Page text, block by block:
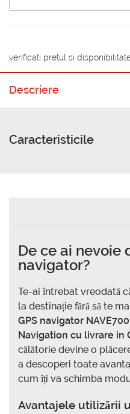
verificati pretul si
Descriere
Caracteristicile
De ce ai nevoie
navigator?
Te-ai întrebat vreodată
la destinație fără să te
GPS navigator
Navigation cu livrare in
călătorie devine o
a descoperi toate
cum îți va schimba
Avantajele utilizării